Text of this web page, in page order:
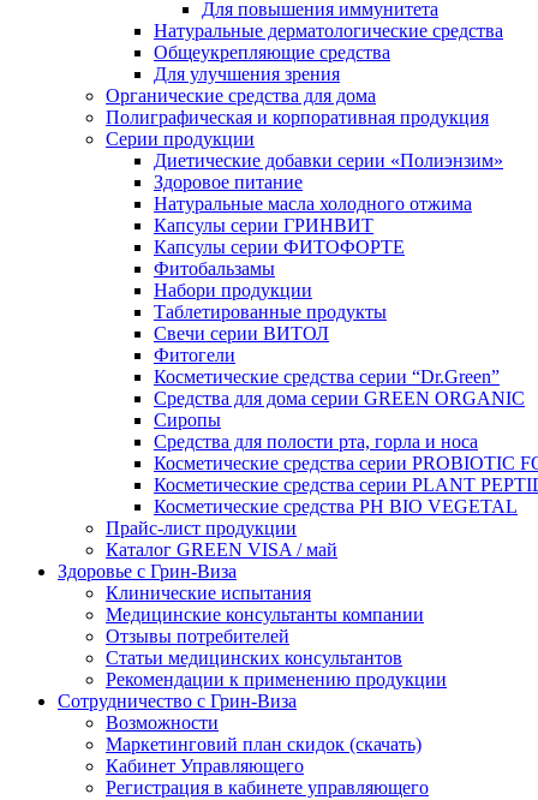
Для повышения иммунитета
Натуральные дерматологические средства
Общеукрепляющие средства
Для улучшения зрения
Органические средства для дома
Полиграфическая и корпоративная продукция
Серии продукции
Диетические добавки серии «Полиэнзим»
Здоровое питание
Натуральные масла холодного отжима
Капсулы серии ГРИНВИТ
Капсулы серии ФИТОФОРТЕ
Фитобальзамы
Набори продукции
Таблетированные продукты
Свечи серии ВИТОЛ
Фитогели
Косметические средства серии “Dr.Green”
Средства для дома серии GREEN ORGANIC
Сиропы
Средства для полости рта, горла и носа
Косметические средства серии PROBIOTIC
Косметические средства серии PLANT
Косметические средства PH BIO VEGETAL
Прайс-лист продукции
Каталог GREEN VISA / май
Здоровье с Грин-Виза
Клинические испытания
Медицинские консультанты компании
Отзывы потребителей
Статьи медицинских консультантов
Рекомендации к применению продукции
Сотрудничество с Грин-Виза
Возможности
Маркетинговий план скидок (скачать)
Кабинет Управляющего
Регистрация в кабинете управляющего